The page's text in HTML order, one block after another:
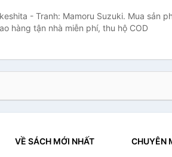
- Tranh: Mamoru Suzuki. Mua sản
hàng tận nhà miễn phí, thu hộ COD
VỀ SÁCH MỚI NHẤT CHUYÊN